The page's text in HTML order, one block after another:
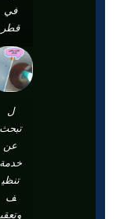
في
قطر
تبحث
عن
خدمة
تنظي
ف
وتعقي